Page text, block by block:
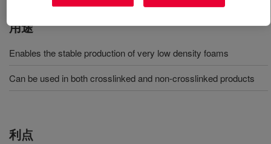
用途
Enables the stable production of very low density foams
Can be used in both crosslinked and non-crosslinked products
利点